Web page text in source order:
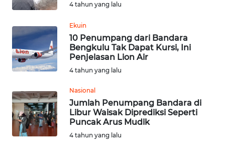
4 tahun yang lalu
Ekuin
10 Penumpang dari Bandara
Bengkulu Tak Dapat Kursi, Ini
Penjelasan Lion Air
4 tahun yang lalu
Nasional
Jumlah Penumpang Bandara di
Libur Waisak Diprediksi Seperti
Puncak Arus Mudik
4 tahun yang lalu
PAKPAK
WN
KARAWANG
WN
BEKASI
WN
BOGOR